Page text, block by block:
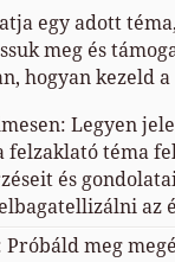
egy adott
meg és
hogyan kezeld
Legyen
felzaklató téma
és
az
meg